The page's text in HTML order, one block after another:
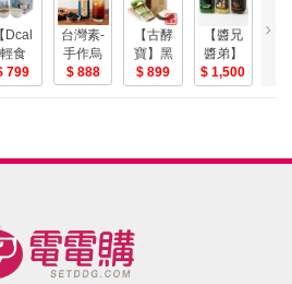
【Dcal
輕食
】極
石斑
箱)-美
799
台灣素-
手作烏
梅汁
820ml/
888
【古酵
寶】黑
糖冬瓜
茶3盒-美
899
【醬兄
醬弟】
人氣系
列拌醬6
1,500